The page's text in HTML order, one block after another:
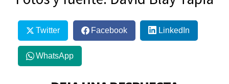
Twitter Facebook LinkedIn
WhatsApp